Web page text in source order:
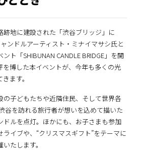
跡地に建設された「渋谷ブリッジ」に
ンドルアーティスト・ミナイマサシ氏と
ト「SHIBUNAN CANDLE BRIDGE」を開
を博した本イベントが、今年も多くの光
ます。
の子どもたちや近隣住民、そして世界各
谷を訪れる旅行者が想いを込めて描いた
ドルを点灯。ほかにも、お子さまも参加
イブや、“クリスマスギフト”をテーマに
たします。